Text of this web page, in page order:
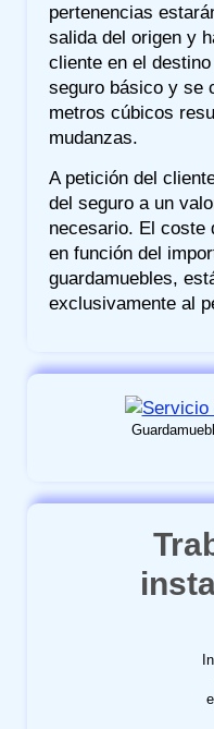
pertenencias
salida del origen y
cliente en el
seguro básico y se
metros cúbicos
mudanzas.
A petición del
del seguro a un
necesario. El coste
en función del
guardamuebles,
exclusivamente al